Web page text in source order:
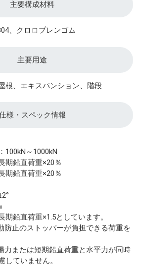
主要構成材料
、クロロプレンゴム
主要用途
根、エキスパンション、階段
様・スペック情報
100kN～1000kN
期鉛直荷重×20％
期鉛直荷重×20％
鉛直荷重×1.5としています。
止のストッパーが負担できる荷重を
または短期鉛直荷重と水平力が同時
していません。